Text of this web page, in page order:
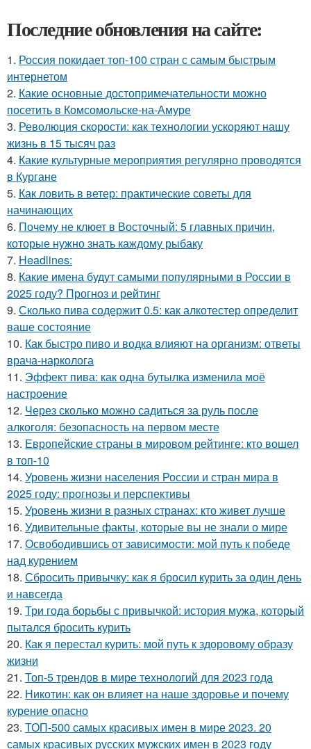
Последние обновления на сайте:
1. Россия покидает топ-100 стран с самым быстрым
интернетом
2. Какие основные достопримечательности можно
посетить в Комсомольске-на-Амуре
3. Революция скорости: как технологии ускоряют нашу
жизнь в 15 тысяч раз
4. Какие культурные мероприятия регулярно проводятся
в Кургане
5. Как ловить в ветер: практические советы для
начинающих
6. Почему не клюет в Восточный: 5 главных причин,
которые нужно знать каждому рыбаку
7. Headlines:
8. Какие имена будут самыми популярными в России в
2025 году? Прогноз и рейтинг
9. Сколько пива содержит 0.5: как алкотестер определит
ваше состояние
10. Как быстро пиво и водка влияют на организм: ответы
врача-нарколога
11. Эффект пива: как одна бутылка изменила моё
настроение
12. Через сколько можно садиться за руль после
алкоголя: безопасность на первом месте
13. Европейские страны в мировом рейтинге: кто вошел
в топ-10
14. Уровень жизни населения России и стран мира в
2025 году: прогнозы и перспективы
15. Уровень жизни в разных странах: кто живет лучше
16. Удивительные факты, которые вы не знали о мире
17. Освободившись от зависимости: мой путь к победе
над курением
18. Сбросить привычку: как я бросил курить за один день
и навсегда
19. Три года борьбы с привычкой: история мужа, который
пытался бросить курить
20. Как я перестал курить: мой путь к здоровому образу
жизни
21. Топ-5 трендов в мире технологий для 2023 года
22. Никотин: как он влияет на наше здоровье и почему
курение опасно
23. ТОП-500 самых красивых имен в мире 2023. 20
самых красивых русских мужских имен в 2023 году